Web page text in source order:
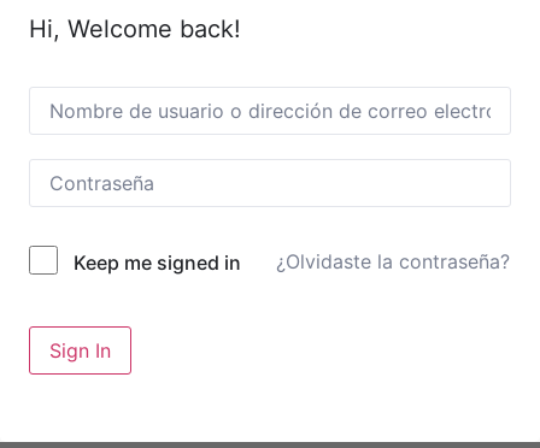
Hi, Welcome back!
Keep me signed in ¿Olvidaste la contraseña?
Sign In